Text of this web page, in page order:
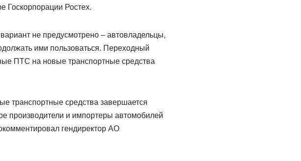
Госкорпорации Ростех.
не предусмотрено – автовладельцы,
ими пользоваться. Переходный
ПТС на новые транспортные средства
транспортные средства завершается
производители и импортеры автомобилей
гендиректор АО